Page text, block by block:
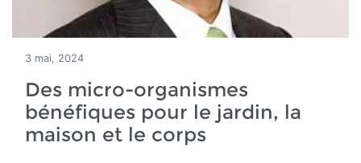
3 mai, 2024
Des micro-organismes
bénéfiques pour le jardin, la
maison et le corps